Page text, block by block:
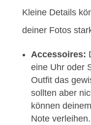
Kleine Details
deiner Fotos
Accessoires:
eine Uhr oder
Outfit das
sollten aber
können
Note verleihen.